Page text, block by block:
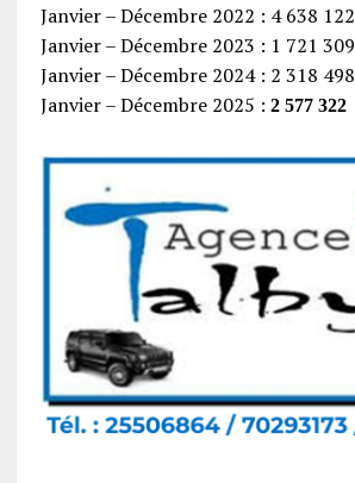
Janvier – Décembre 2022 : 4 638 122
Janvier – Décembre 2023 : 1 721 309
Janvier – Décembre 2024 : 2 318 498
Janvier – Décembre 2025 : 2 577 322